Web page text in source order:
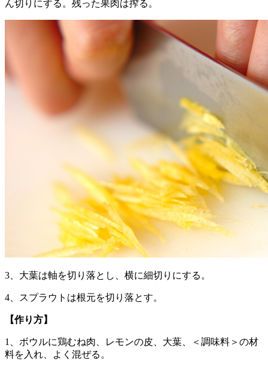
ん切りにする。残った果肉は搾る。
3、大葉は軸を切り落とし、横に細切りにする。
4、スプラウトは根元を切り落とす。
【作り方】
1、ボウルに鶏むね肉、レモンの皮、大葉、＜調味料＞の材
料を入れ、よく混ぜる。